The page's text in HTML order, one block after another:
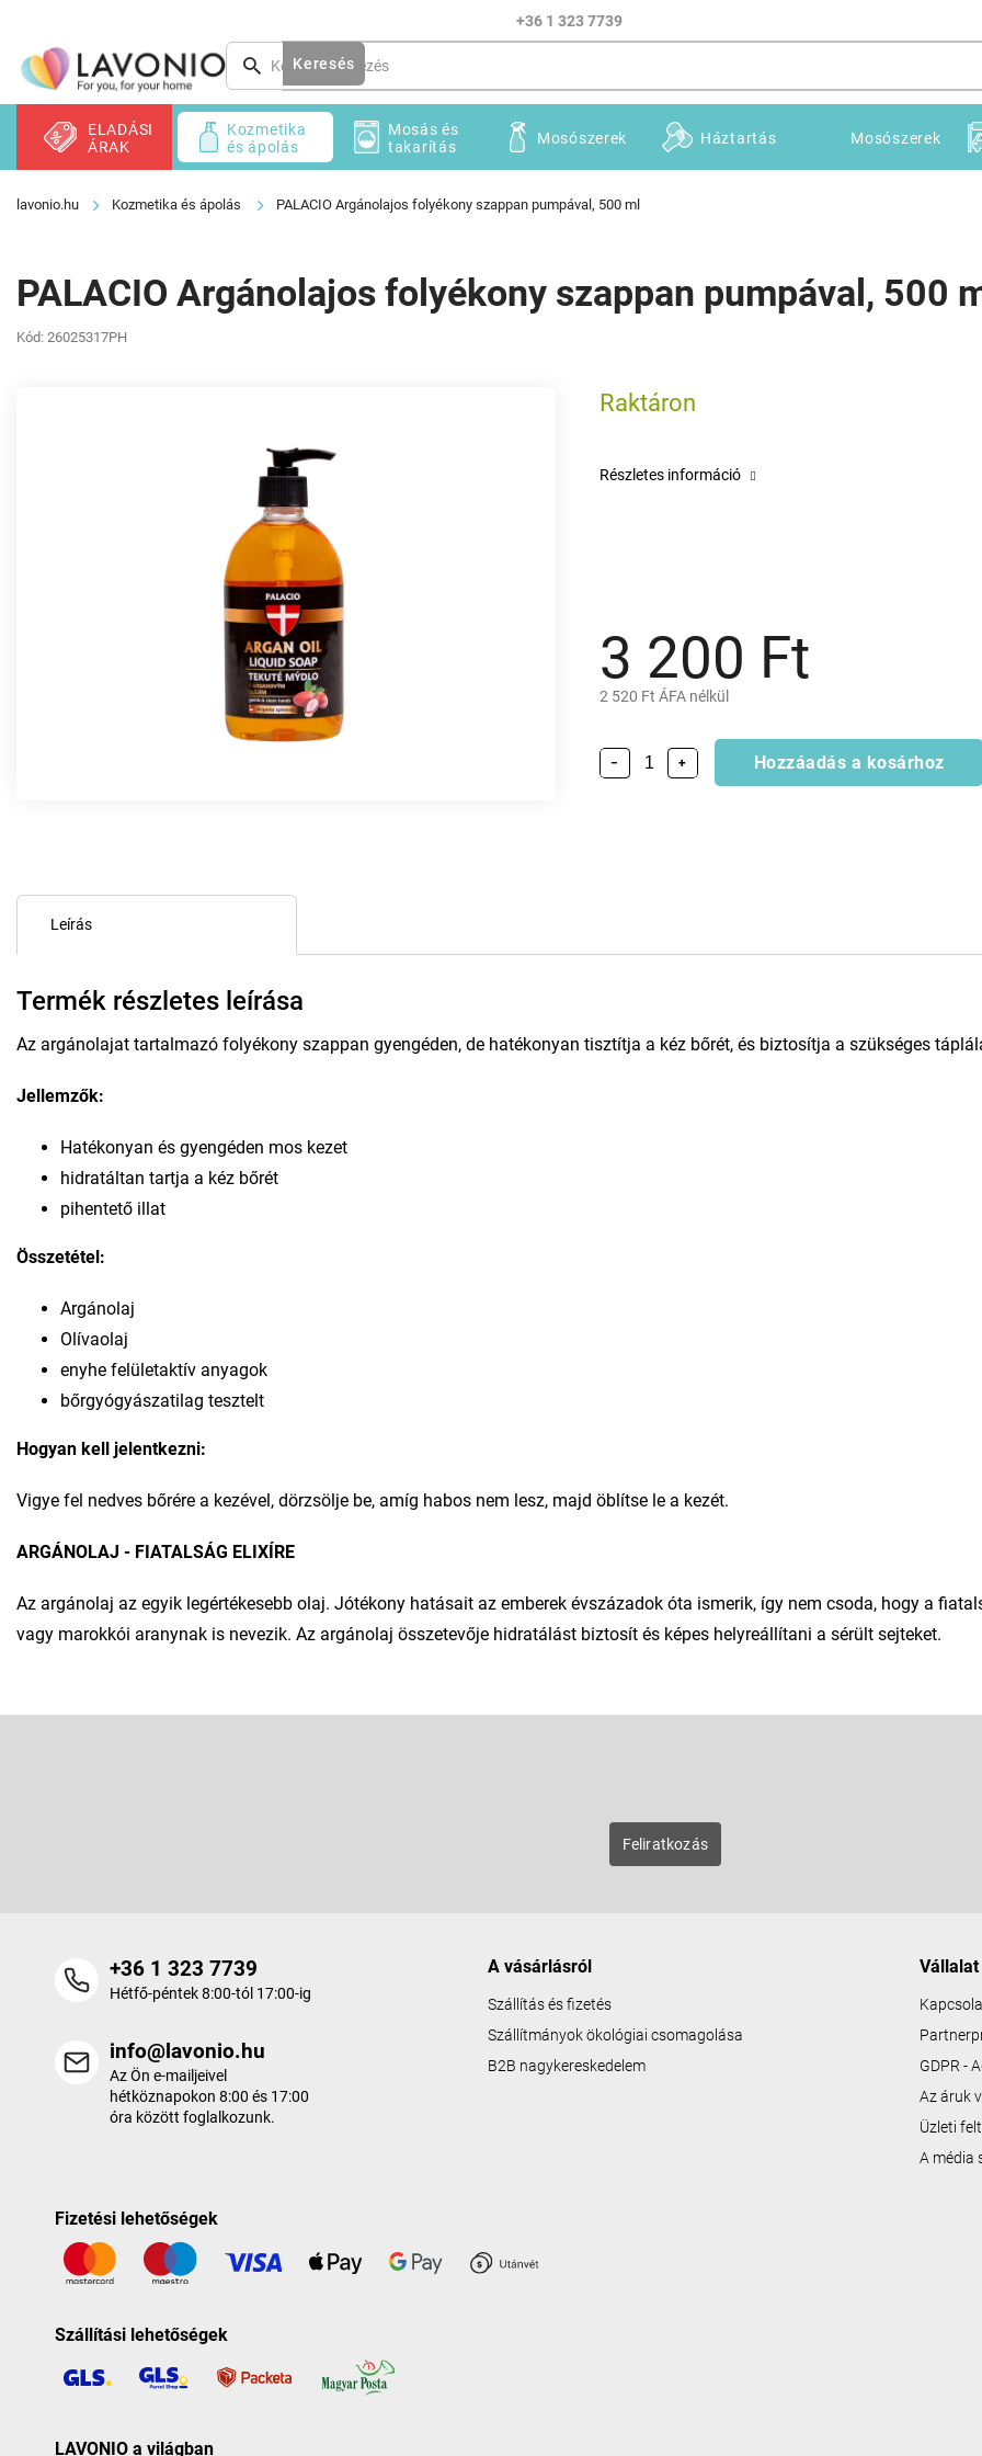
tartalomhoz
+36 1 323 7739
Keresés
ELADÁSI
ÁRAK
Kozmetika
és ápolás
Mosás és
takarítás
Mosószerek Háztartás Mosószerek
Kozmetika és ápolás PALACIO Argánolajos folyékony szappan pumpával, 500 ml
PALACIO Argánolajos folyékony szappan pumpával, 500
Kód: 26025317PH
3 200 Ft
2 520 Ft ÁFA nélkül
Raktáron
+
− Hozzáadás a kosárhoz
Részletes információ
Leírás
Termék részletes leírása
Az argánolajat tartalmazó folyékony szappan gyengéden, de hatékonyan tisztítja a kéz bőrét, és biztosítja a szükséges
Jellemzők:
Hatékonyan és gyengéden mos kezet
hidratáltan tartja a kéz bőrét
pihentető illat
Összetétel:
Argánolaj
Olívaolaj
enyhe felületaktív anyagok
bőrgyógyászatilag tesztelt
Hogyan kell jelentkezni:
Vigye fel nedves bőrére a kezével, dörzsölje be, amíg habos nem lesz, majd öblítse le a kezét.
ARGÁNOLAJ - FIATALSÁG ELIXÍRE
Az argánolaj az egyik legértékesebb olaj. Jótékony hatásait az emberek évszázadok óta ismerik, így nem csoda, hogy a
vagy marokkói aranynak is nevezik. Az argánolaj összetevője hidratálást biztosít és képes helyreállítani a sérült sejteket.
Feliratkozás
+36 1 323 7739
Hétfő-péntek 8:00-tól 17:00-ig
info@lavonio.hu
Az Ön e-mailjeivel
hétköznapokon 8:00 és 17:00
óra között foglalkozunk.
A vásárlásról
Szállítás és fizetés
Szállítmányok ökológiai csomagolása
B2B nagykereskedelem
Vállalat
GDPR -
Az áruk
Üzleti
A média
Fizetési lehetőségek
Szállítási lehetőségek
LAVONIO a világban